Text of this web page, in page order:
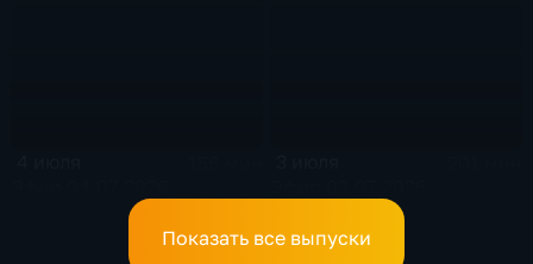
Показать все выпуски